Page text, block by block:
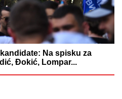
Na spisku za
Đokić, Lompar...